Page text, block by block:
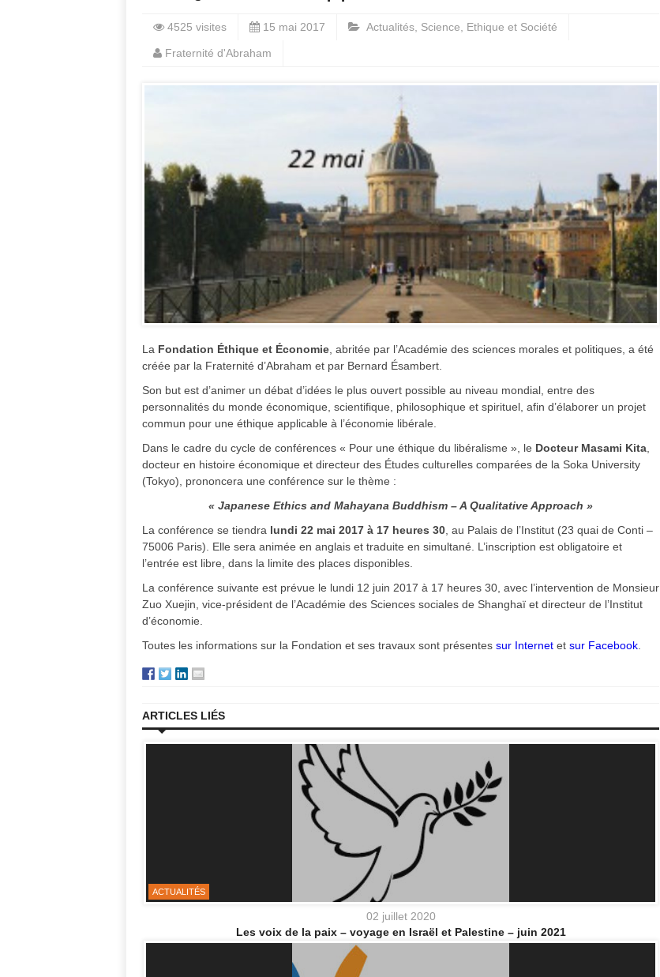
4525 visites 15 mai 2017 Actualités Science, Ethique et Société
Fraternité d'Abraham
La Fondation Éthique et Économie , abritée par l’Académie des sciences morales et politiques, a été
créée par la Fraternité d’Abraham et par Bernard Ésambert.
Son but est d’animer un débat d’idées le plus ouvert possible au niveau mondial, entre des
personnalités du monde économique, scientifique, philosophique et spirituel, afin d’élaborer un projet
commun pour une éthique applicable à l’économie libérale.
Dans le cadre du cycle de conférences « Pour une éthique du libéralisme », le Docteur Masami Kita
docteur en histoire économique et directeur des Études culturelles comparées de la Soka University
(Tokyo), prononcera une conférence sur le thème :
« Japanese Ethics and Mahayana Buddhism – A Qualitative Approach »
La conférence se tiendra lundi 22 mai 2017 à 17 heures 30 , au Palais de l’Institut (23 quai de Conti –
75006 Paris). Elle sera animée en anglais et traduite en simultané. L’inscription est obligatoire et
l’entrée est libre, dans la limite des places disponibles.
La conférence suivante est prévue le lundi 12 juin 2017 à 17 heures 30, avec l’intervention de Monsieur
Zuo Xuejin, vice-président de l’Académie des Sciences sociales de Shanghaï et directeur de l’Institut
d’économie.
Toutes les informations sur la Fondation et ses travaux sont présentes sur Internet et sur Facebook
ARTICLES LIÉS
ACTUALITÉS
02 juillet 2020
Les voix de la paix – voyage en Israël et Palestine – juin 2021